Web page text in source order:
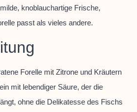
knoblauchartige Frische,
passt als vieles andere.
Forelle mit Zitrone und Kräutern
mit lebendiger Säure, der die
ohne die Delikatesse des Fischs